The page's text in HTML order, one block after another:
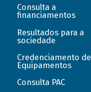
Consulta a
financiamentos
Resultados para a
sociedade
Credenciamento de
Equipamentos
Consulta PAC